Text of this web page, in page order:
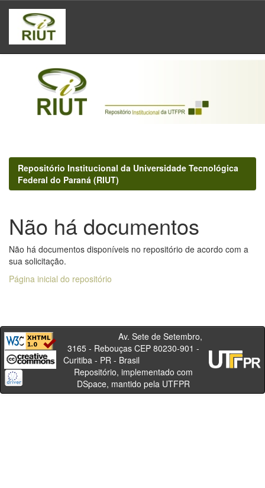
Skip
navigation
Repositório Institucional da Universidade Tecnológica
Federal do Paraná (RIUT)
Não há documentos
Não há documentos disponíveis no repositório de acordo com a
sua solicitação.
Página inicial do repositório
Av. Sete de Setembro,
3165 - Rebouças CEP 80230-901 -
Curitiba - PR - Brasil
Repositório, implementado com
DSpace, mantido pela UTFPR